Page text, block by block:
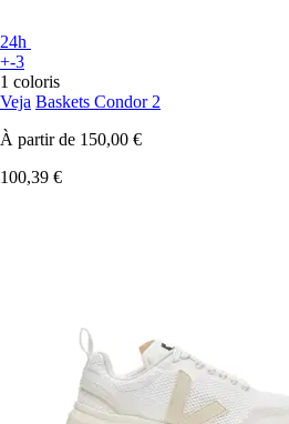
24h
+-3
1 coloris
Veja Baskets Condor 2
À partir de 150,00 €
100,39 €